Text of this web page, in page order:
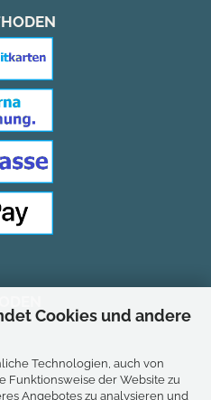
Cookies und andere
Technologien, auch von
Funktionsweise der Website zu
Angebotes zu analysieren und